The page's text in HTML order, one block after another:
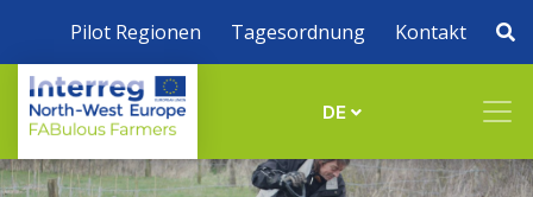
Pilot Regionen Tagesordnung Kontakt
DE